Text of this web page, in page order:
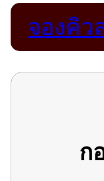
จองคิว
ก